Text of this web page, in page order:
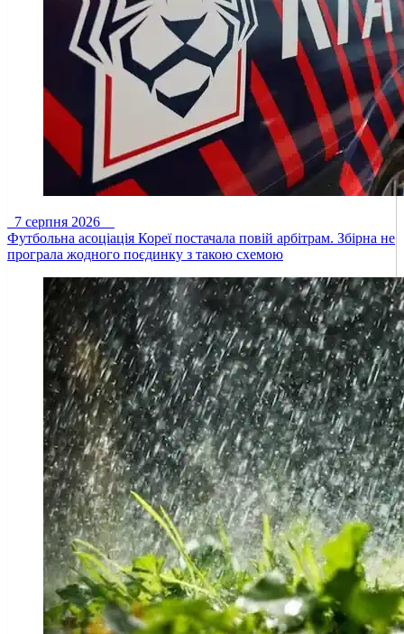
7 серпня 2026
Футбольна асоціація Кореї постачала повій арбітрам. Збірна не
програла жодного поєдинку з такою схемою